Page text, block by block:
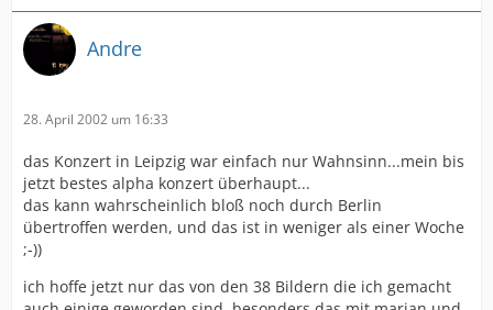
Andre
28. April 2002 um 16:33
das Konzert in Leipzig war einfach nur Wahnsinn...mein bis
jetzt bestes alpha konzert überhaupt...
das kann wahrscheinlich bloß noch durch Berlin
übertroffen werden, und das ist in weniger als einer Woche
;-))
ich hoffe jetzt nur das von den 38 Bildern die ich gemacht